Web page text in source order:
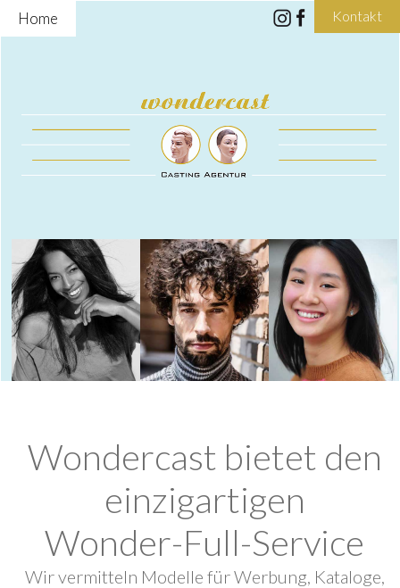
Home Kontakt
Wondercast bietet den
einzigartigen
Wonder-Full-Service
Wir vermitteln Modelle für Werbung, Kataloge,